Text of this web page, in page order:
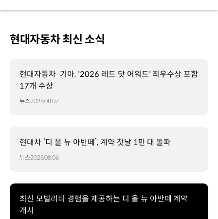
현대자동차 최신 소식
현대자동차·기아, '2026 레드 닷 어워드' 최우수상 포함
17개 수상
뉴스2026.08.07
현대차 ‘디 올 뉴 아반떼’, 계약 첫날 1만 대 돌파
뉴스2026.08.06
최신 모빌리티 경험을 제공하는 디 올 뉴 아반떼 계약
개시